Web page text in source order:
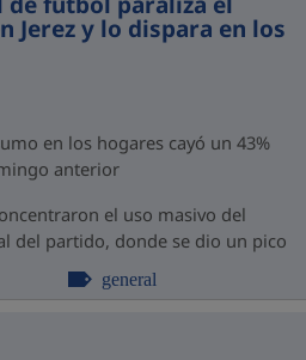
Jerez y lo dispara en los
en los hogares cayó un 43%
anterior
el uso masivo del
del partido, donde se dio un pico
general